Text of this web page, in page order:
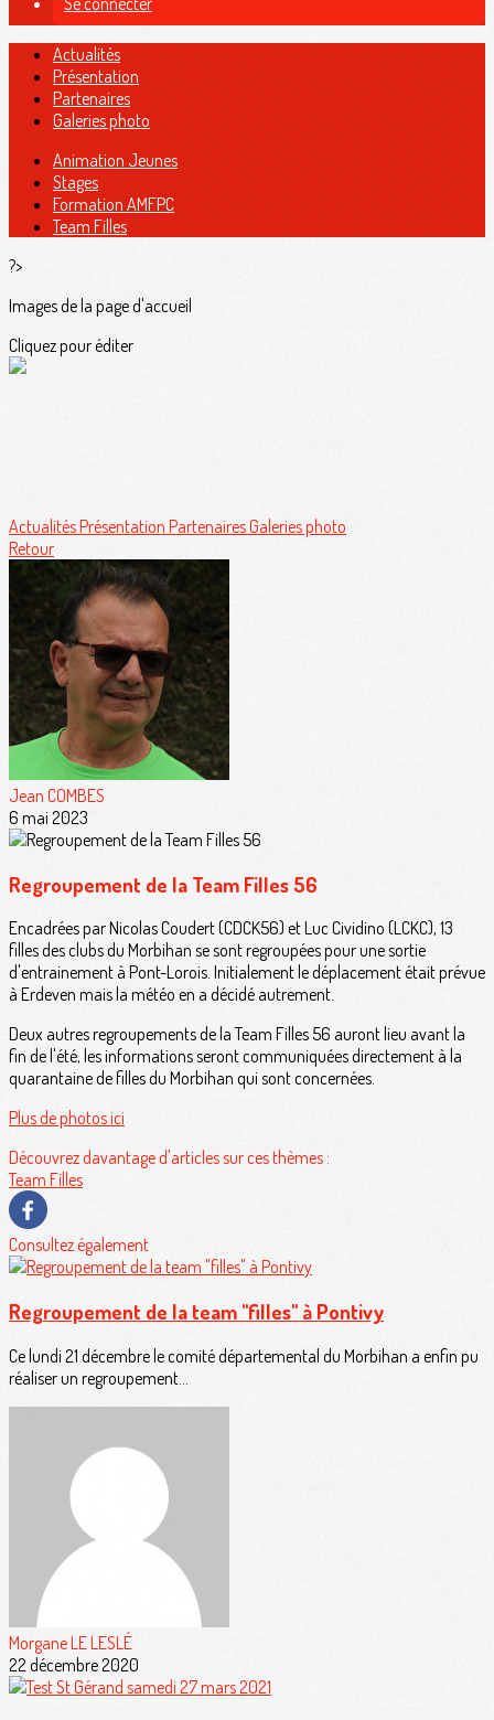
Actualités
Présentation
Partenaires
Galeries photo
Animation Jeunes
Stages
Formation AMFPC
Team Filles
?>
Images de la page d'accueil
Cliquez pour éditer
ActualitésPrésentation PartenairesGaleries photo
Retour
Jean COMBES
6 mai 2023
Regroupement de la Team Filles 56
Encadrées par Nicolas Coudert (CDCK56) et Luc Cividino (LCKC), 13
filles des clubs du Morbihan se sont regroupées pour une sortie
d'entrainement à Pont-Lorois. Initialement le déplacement était prévue
à Erdeven mais la météo en a décidé autrement.
Deux autres regroupements de la Team Filles 56 auront lieu avant la
fin de l'été, les informations seront communiquées directement à la
quarantaine de filles du Morbihan qui sont concernées.
Plus de photos ici
Découvrez davantage d'articles sur ces thèmes :
Team Filles
Consultez également
Regroupement de la team "filles" à Pontivy
Ce lundi 21 décembre le comité départemental du Morbihan a enfin pu
réaliser un regroupement...
Morgane LE LESLÉ
22 décembre 2020